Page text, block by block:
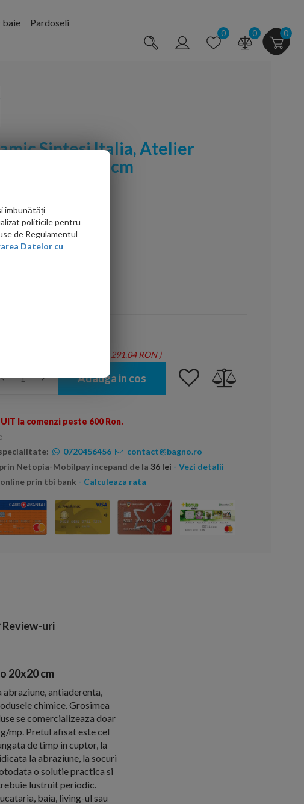
Pardoseli
0 0 0
Sintesi Italia, Atelier
Decoro 20x20 cm
( 1 cutie = 1.36 mp - Total: 291.04 RON )
Adauga in cos
la comenzi peste 600 Ron.
0720456456
contact@bagno.ro
Netopia-Mobilpay incepand de la 36 lei - Vezi detalii
prin tbi bank - Calculeaza rata
Review-uri
20x20 cm
antiaderenta,
chimice. Grosimea
se comercializeaza doar
mp. Pretul afisat este cel
de timp in cuptor, la
la abraziune, la socuri
o solutie practica si
lustruit periodic.
baia, living-ul sau
îmbunătăți
politicile pentru
de Regulamentul
Datelor cu